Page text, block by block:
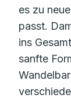
es zu
passt.
ins
sanfte